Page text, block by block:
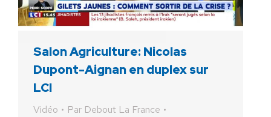
Salon Agriculture: Nicolas
Dupont-Aignan en duplex sur
LCI
Vidéo Par Debout La France